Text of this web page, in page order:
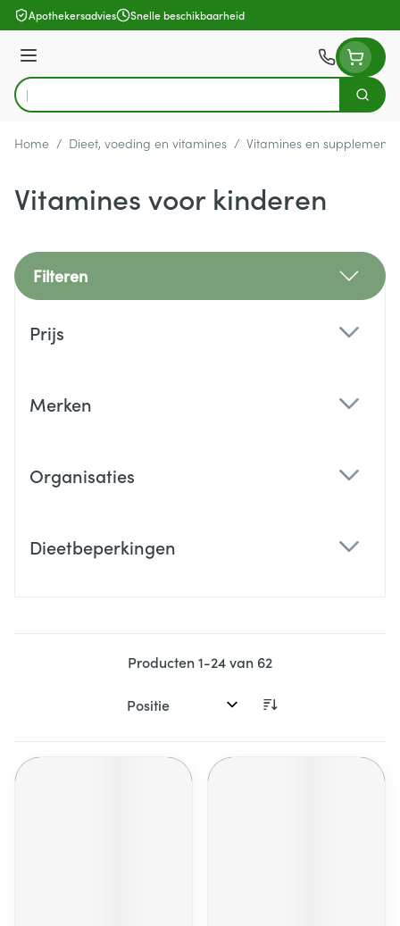
Ga naar de inhoud
Apothekersadvies Snelle beschikbaarheid
Menu
Product, merk, categorie...
Zoek
Home / Dieet, voeding en vitamines / Vitamines en
Vitamines voor kinderen
Filteren
Prijs
Merken
Organisaties
Dieetbeperkingen
Producten1-24van 62
Sorteer op: